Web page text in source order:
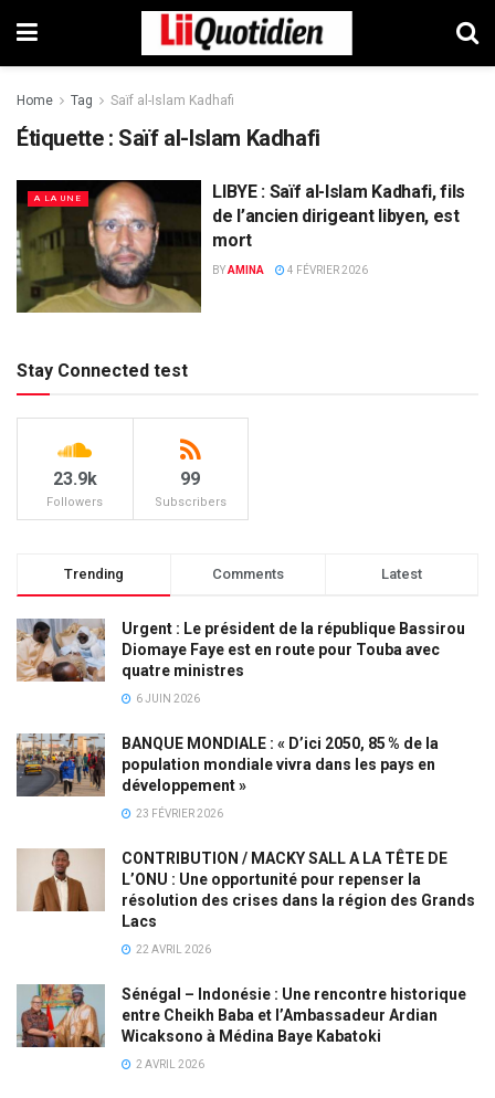
Home Tag Saïf al-Islam Kadhafi
Étiquette : Saïf al-Islam Kadhafi
A LA UNE
LIBYE : Saïf al-Islam Kadhafi, fils
de l’ancien dirigeant libyen, est
mort
BYAMINA 4 FÉVRIER 2026
Stay Connected test
23.9k
Followers
99
Subscribers
Trending Comments Latest
Urgent : Le président de la république Bassirou
Diomaye Faye est en route pour Touba avec
quatre ministres
6 JUIN 2026
BANQUE MONDIALE : « D’ici 2050, 85 % de la
population mondiale vivra dans les pays en
développement »
23 FÉVRIER 2026
CONTRIBUTION / MACKY SALL A LA TÊTE DE
L’ONU : Une opportunité pour repenser la
résolution des crises dans la région des Grands
Lacs
22 AVRIL 2026
Sénégal – Indonésie : Une rencontre historique
entre Cheikh Baba et l’Ambassadeur Ardian
Wicaksono à Médina Baye Kabatoki
2 AVRIL 2026